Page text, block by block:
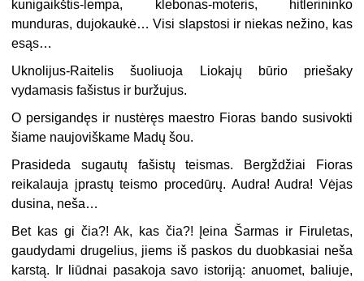
kunigaikštis-lempa, klebonas-moteris, hitlerininko
munduras, dujokaukė… Visi slapstosi ir niekas nežino, kas
esąs…
Uknolijus-Raitelis šuoliuoja Liokajų būrio priešaky
vydamasis fašistus ir buržujus.
O persigandęs ir nustėręs maestro Fioras bando susivokti
šiame naujoviškame Madų šou.
Prasideda sugautų fašistų teismas. Bergždžiai Fioras
reikalauja įprastų teismo procedūrų. Audra! Audra! Vėjas
dusina, neša…
Bet kas gi čia?! Ak, kas čia?! Įeina Šarmas ir Firuletas,
gaudydami drugelius, jiems iš paskos du duobkasiai neša
karstą. Ir liūdnai pasakoja savo istoriją: anuomet, baliuje,